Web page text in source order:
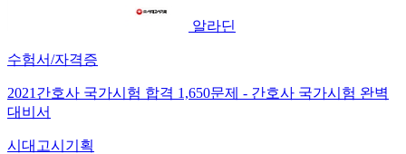
알라딘
수험서/자격증
2021간호사 국가시험 합격 1,650문제 - 간호사 국가시험 완벽
대비서
시대고시기획